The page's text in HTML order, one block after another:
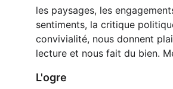
les paysages, les
sentiments, la critique
convivialité, nous donnent
lecture et nous fait du bien.
L'ogre